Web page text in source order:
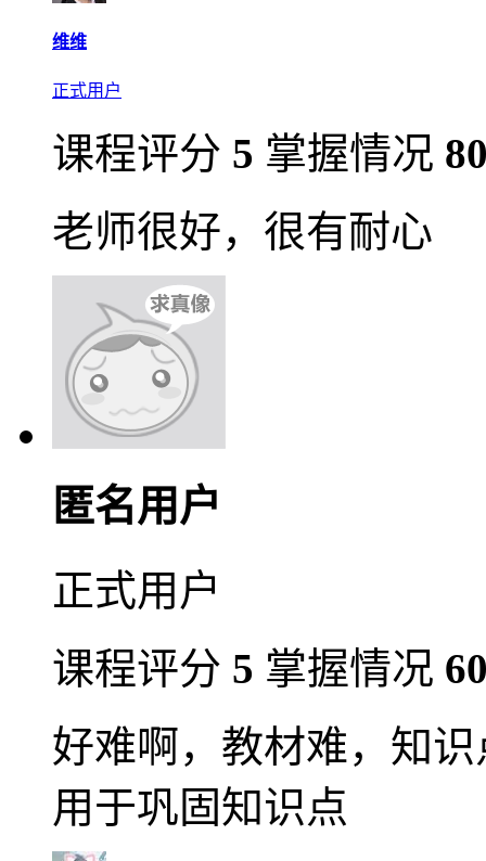
维维
正式用户
课程评分 5 掌握情况
老师很好，很有耐心
匿名用户
正式用户
课程评分 5 掌握情况
好难啊，教材难，知
用于巩固知识点